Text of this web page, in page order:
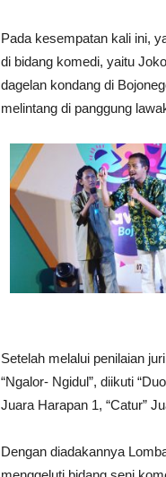
Pada kesempatan kali ini,
di bidang komedi, yaitu
dagelan kondang di
melintang di panggung
Setelah melalui penilaian
“Ngalor- Ngidul”, diikuti
Juara Harapan 1, “Catur”
Dengan diadakannya